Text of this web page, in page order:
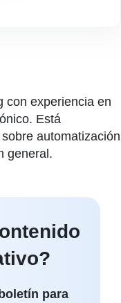
con experiencia en
Está
automatización
general.
para